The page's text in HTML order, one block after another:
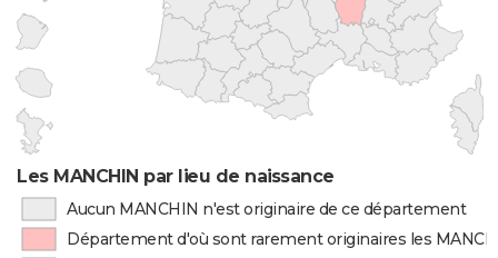
Les MANCHIN par lieu de naissance
Aucun MANCHIN n'est originaire de ce département
Département d'où sont rarement originaires les